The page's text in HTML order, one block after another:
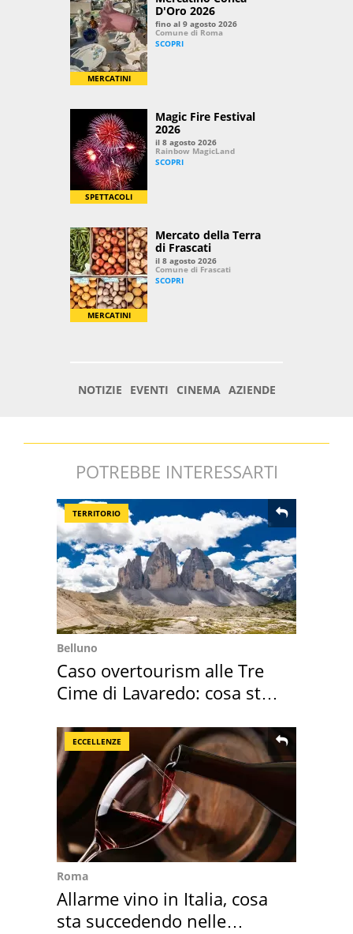
POTREBBE INTERESSARTI
TERRITORIO
Belluno
Caso overtourism alle Tre
Cime di Lavaredo: cosa sta
ECCELLENZE
Roma
Allarme vino in Italia, cosa
sta succedendo nelle